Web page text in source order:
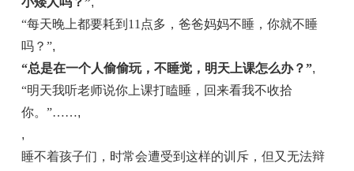
“每天晚上都要耗到11点多，爸爸妈妈不睡，你就不睡
吗？”,
“总是在一个人偷偷玩，不睡觉，明天上课怎么办？”,
“明天我听老师说你上课打瞌睡，回来看我不收拾
你。”……,
,
睡不着孩子们，时常会遭受到这样的训斥，但又无法辩